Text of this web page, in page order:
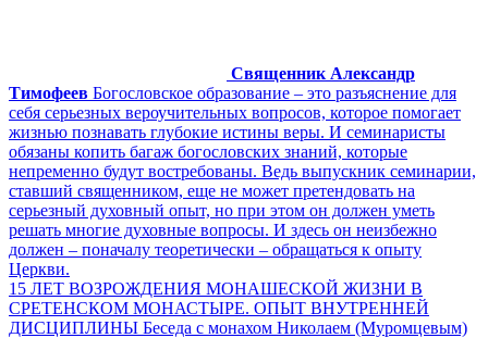
Священник Александр
Тимофеев Богословское образование – это разъяснение для
себя серьезных вероучительных вопросов, которое помогает
жизнью познавать глубокие истины веры. И семинаристы
обязаны копить багаж богословских знаний, которые
непременно будут востребованы. Ведь выпускник семинарии,
ставший священником, еще не может претендовать на
серьезный духовный опыт, но при этом он должен уметь
решать многие духовные вопросы. И здесь он неизбежно
должен – поначалу теоретически – обращаться к опыту
Церкви.
15 ЛЕТ ВОЗРОЖДЕНИЯ МОНАШЕСКОЙ ЖИЗНИ В
СРЕТЕНСКОМ МОНАСТЫРЕ. ОПЫТ ВНУТРЕННЕЙ
ДИСЦИПЛИНЫ Беседа с монахом Николаем (Муромцевым)